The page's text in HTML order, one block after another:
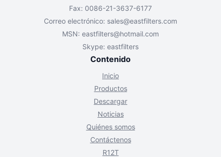
Fax: 0086-21-3637-6177
Correo electrónico: sales@eastfilters.com
MSN: eastfilters@hotmail.com
Skype: eastfilters
Contenido
Inicio
Productos
Descargar
Noticias
Quiénes somos
Contáctenos
R12T